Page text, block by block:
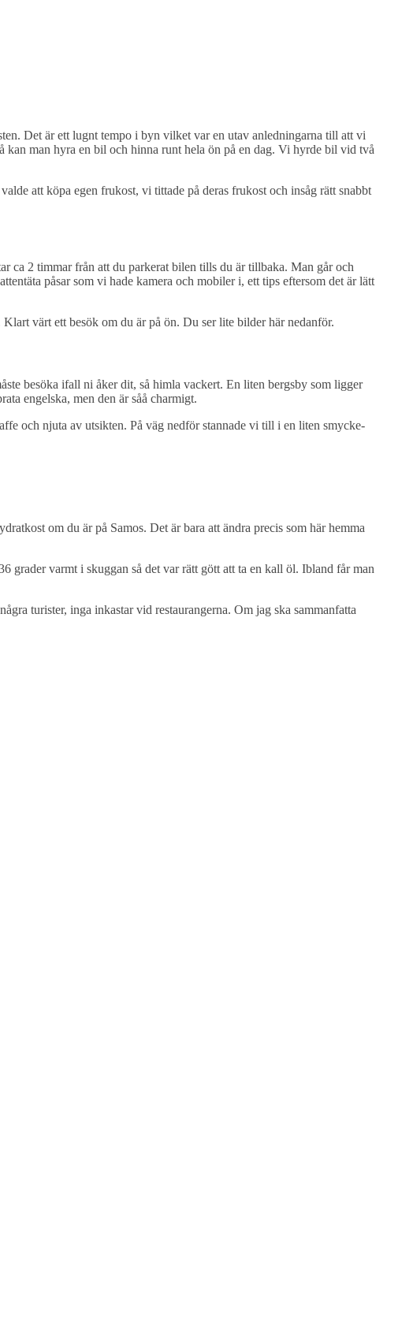
Det är ett lugnt tempo i byn vilket var en utav anledningarna till att vi
kan man hyra en bil och hinna runt hela ön på en dag. Vi hyrde bil vid två
att köpa egen frukost, vi tittade på deras frukost och insåg rätt snabbt
ca 2 timmar från att du parkerat bilen tills du är tillbaka. Man går och
påsar som vi hade kamera och mobiler i, ett tips eftersom det är lätt
värt ett besök om du är på ön. Du ser lite bilder här nedanför.
besöka ifall ni åker dit, så himla vackert. En liten bergsby som ligger
engelska, men den är såå charmigt.
och njuta av utsikten. På väg nedför stannade vi till i en liten smycke-
om du är på Samos. Det är bara att ändra precis som här hemma
varmt i skuggan så det var rätt gött att ta en kall öl. Ibland får man
turister, inga inkastar vid restaurangerna. Om jag ska sammanfatta